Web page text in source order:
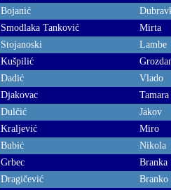
Bojanić
Smodlaka Tanković
Mirta
Stojanoski
Lambe
Kušpilić
Dadić
Vlado
Djakovac
Tamara
Dulčić
Jakov
Kraljević
Miro
Bubić
Nikola
Grbec
Branka
Dragičević
Branko